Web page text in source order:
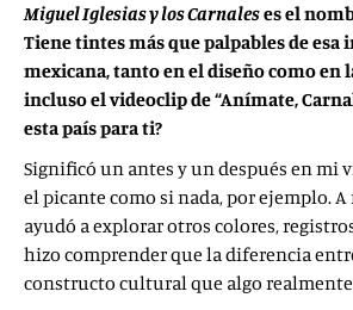
Miguel Iglesias y los Carnaleses el
Tiene tintes más que palpables de esa
mexicana, tanto en el diseño como en
incluso el videoclip de “Anímate,
esta país para ti?
Significó un antes y un después en mi
el picante como si nada, por ejemplo.
ayudó a explorar otros colores,
hizo comprender que la diferencia
constructo cultural que algo